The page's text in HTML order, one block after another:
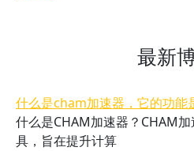
最新
什么是cham加速器，它的功能
什么是CHAM加速器？CHAM
具，旨在提升计算